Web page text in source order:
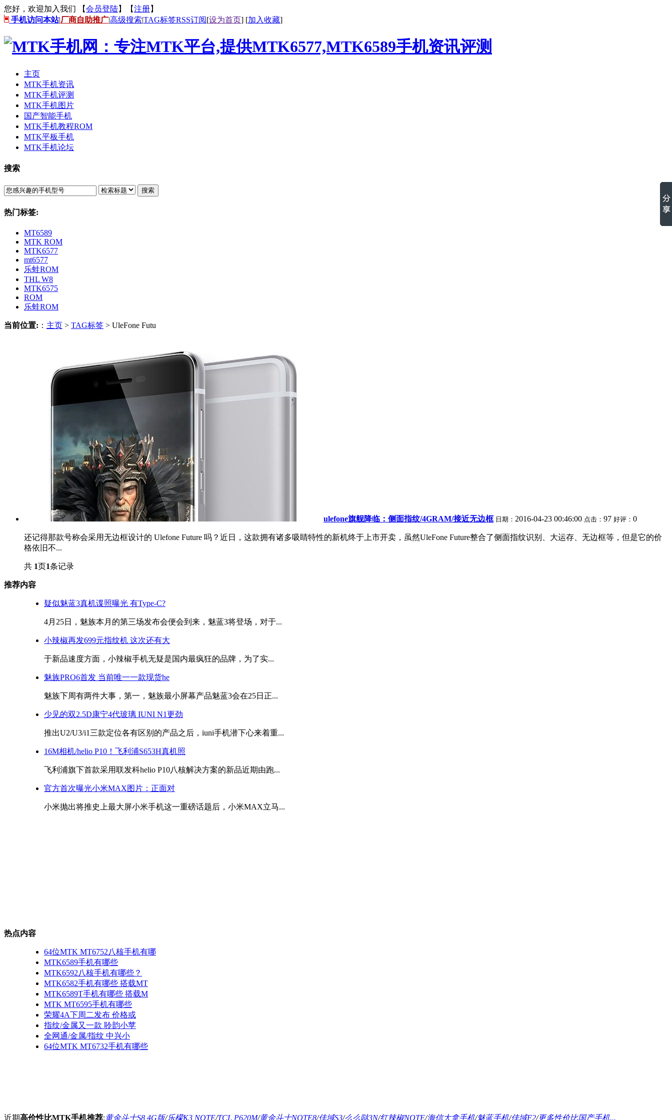
您好，欢迎加入我们 【会员登陆】【注册】
手机访问本站|厂商自助推广|高级搜索|TAG标签RSS订阅[设为首页] [加入收藏]
主页
MTK手机资讯
MTK手机评测
MTK手机图片
国产智能手机
MTK手机教程ROM
MTK平板手机
MTK手机论坛
搜索
搜索
热门标签:
MT6589
MTK ROM
MTK6577
mt6577
乐蛙ROM
THL W8
MTK6575
ROM
乐蛙ROM
当前位置: ： 主页 > TAG标签 > UleFone Futu
ulefone旗舰降临：侧面指纹/4GRAM/接近无边框 日期： 2016-04-23 00:46:00 点击： 97 好评： 0
还记得那款号称会采用无边框设计的 Ulefone Future 吗？近日，这款拥有诸多吸睛特性的新机终于上市开卖，虽然UleFone Future整合了侧面指纹识别、大运存、无边框等，但是它的价
格依旧不...
共 1页1条记录
推荐内容
疑似魅蓝3真机谍照曝光 有Type-C?
4月25日，魅族本月的第三场发布会便会到来，魅蓝3将登场，对于...
小辣椒再发699元指纹机 这次还有大
于新品速度方面，小辣椒手机无疑是国内最疯狂的品牌，为了实...
魅族PRO6首发 当前唯一一款现货he
魅族下周有两件大事，第一，魅族最小屏幕产品魅蓝3会在25日正...
少见的双2.5D康宁4代玻璃 IUNI N1更劲
推出U2/U3/i1三款定位各有区别的产品之后，iuni手机潜下心来着重...
16M相机/helio P10！飞利浦S653H真机照
飞利浦旗下首款采用联发科helio P10八核解决方案的新品近期由跑...
官方首次曝光小米MAX图片：正面对
小米抛出将推史上最大屏小米手机这一重磅话题后，小米MAX立马...
热点内容
64位MTK MT6752八核手机有哪
MTK6589手机有哪些
MTK6592八核手机有哪些？
MTK6582手机有哪些 搭载MT
MTK6589T手机有哪些 搭载M
MTK MT6595手机有哪些
荣耀4A下周二发布 价格或
指纹/金属又一款 聆韵小苹
全网通/金属/指纹 中兴小
64位MTK MT6732手机有哪些
近期高价性比MTK手机推荐:黄金斗士S8 4G版/乐檬K3 NOTE/TCL P620M/黄金斗士NOTE8/佳域S3/么么哒3N/红辣椒NOTE/海信大拿手机/魅蓝手机/佳域F2/更多性价比国产手机...